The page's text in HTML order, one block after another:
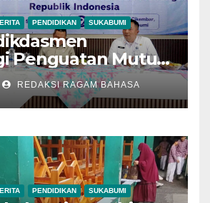
PENDIDIKAN SUKABUMI
Penguatan Mutu
di Sukabumi,
Sekolah Naik
REDAKSI RAGAM BAHASA
PENDIDIKAN SUKABUMI